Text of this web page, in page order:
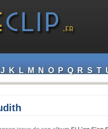
J K L M N O P Q R S T